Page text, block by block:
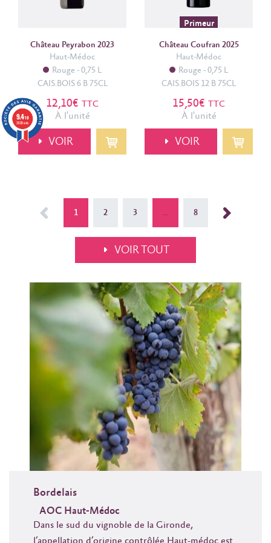
Château Peyrabon 2023
Haut-Médoc
Rouge
0,75 L
CAIS.BOIS 6 B 75CL
12,10€ TTC
À l'unité
VOIR
Primeur
Château Coufran 2025
Haut-Médoc
Rouge
0,75 L
CAIS.BOIS 12 B 75CL
15,50€ TTC
À l'unité
VOIR
< 1 2 3 … 8 >
VOIR TOUT
Bordelais
AOC Haut-Médoc
Dans le sud du vignoble de la Gironde,
9.4/10
3638 avis